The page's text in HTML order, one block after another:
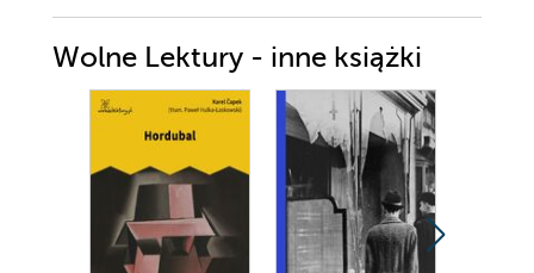
Wolne Lektury - inne książki